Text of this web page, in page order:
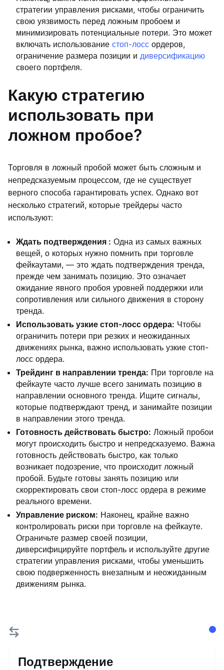
стратегии управления рисками, чтобы ограничить
свою уязвимость перед ложным пробоем и
минимизировать потенциальные потери. Это может
включать использование стоп-лосс ордеров,
ограничение размера позиции и диверсификацию
своего портфеля.
Какую стратегию
использовать при
ложном пробое?
Торговля в ложный пробой может быть сложным и
непредсказуемым процессом, где не существует
верного способа гарантировать успех. Однако вот
несколько стратегий, которые трейдеры часто
используют:
Ждать подтверждения : Одна из самых важных
вещей, о которых нужно помнить при торговле
фейкаутами, — это ждать подтверждения тренда,
прежде чем занимать позицию. Это означает
ожидание явного пробоя уровней поддержки или
сопротивления или сильного движения в сторону
тренда.
Использовать узкие стоп-лосс ордера: Чтобы
ограничить потери при резких и неожиданных
движениях рынка, важно использовать узкие стоп-
лосс ордера.
Трейдинг в направлении тренда: При торговле на
фейкауте часто лучше всего занимать позицию в
направлении основного тренда. Ищите сигналы,
которые подтверждают тренд, и занимайте позиции
в направлении этого тренда.
Готовность действовать быстро: Ложный пробои
могут происходить быстро и непредсказуемо. Важна
готовность действовать быстро, как только
возникает подозрение, что происходит ложный
пробой. Будьте готовы занять позицию или
скорректировать свои стоп-лосс ордера в режиме
реального времени.
Управление риском: Наконец, крайне важно
контролировать риски при торговле на фейкауте.
Ограничьте размер своей позиции,
диверсифицируйте портфель и используйте другие
стратегии управления рисками, чтобы уменьшить
свою подверженность внезапным и неожиданным
движениям рынка.
Подтверждение